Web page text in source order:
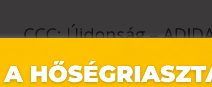
CCC: Újdonság –
👟